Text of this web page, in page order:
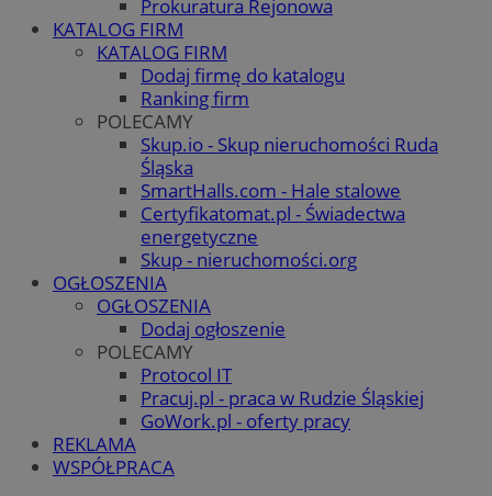
Prokuratura Rejonowa
KATALOG FIRM
KATALOG FIRM
Dodaj firmę do katalogu
Ranking firm
POLECAMY
Skup.io - Skup nieruchomości Ruda
Śląska
SmartHalls.com - Hale stalowe
Certyfikatomat.pl - Świadectwa
energetyczne
Skup - nieruchomości.org
OGŁOSZENIA
OGŁOSZENIA
Dodaj ogłoszenie
POLECAMY
Protocol IT
Pracuj.pl - praca w Rudzie Śląskiej
GoWork.pl - oferty pracy
REKLAMA
WSPÓŁPRACA